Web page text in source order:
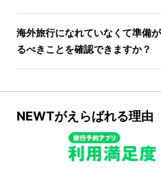
海外旅行になれていなくて準備
るべきことを確認できますか？
NEWTがえらばれる理由